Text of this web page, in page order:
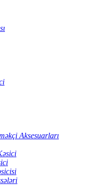
Aksesuarları